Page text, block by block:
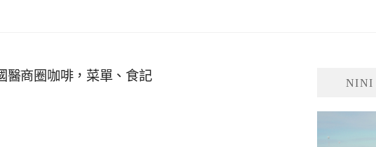
醫商圈咖啡，菜單、食記 NINI